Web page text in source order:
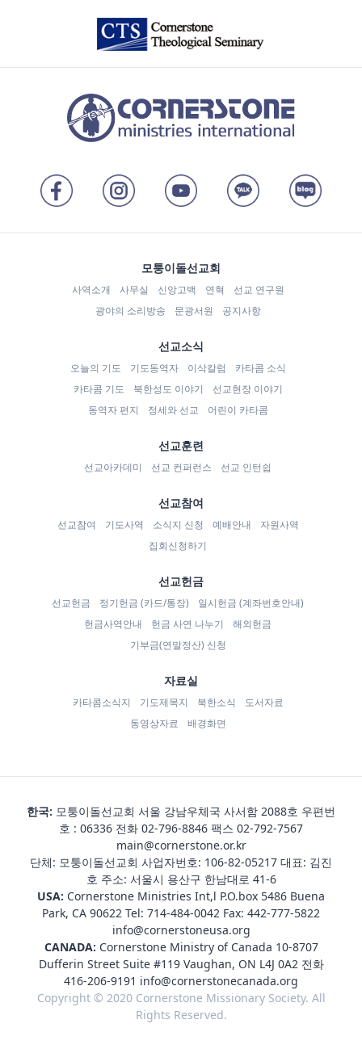
모퉁이돌선교회
사역소개 사무실 신앙고백 연혁
선교 연구원
광야의 소리방송
문광서원 공지사항
선교소식
오늘의 기도 기도동역자 이삭칼럼
카타콤 소식
카타콤 기도
북한성도 이야기
선교현장 이야기
동역자 편지
정세와 선교 어린이 카타콤
선교훈련
선교아카데미 선교 컨퍼런스 선교 인턴쉽
선교참여
선교참여 기도사역 소식지 신청 예배안내
자원사역
집회신청하기
선교헌금
선교헌금 정기헌금 (카드/통장)
일시헌금 (계좌번호안내)
헌금사역안내
헌금 사연 나누기
해외헌금
기부금(연말정산) 신청
자료실
카타콤소식지 기도제목지 북한소식
도서자료
동영상자료
배경화면
한국: 모퉁이돌선교회 서울 강남우체국 사서함 2088호 우편번
호 : 06336 전화 02-796-8846 팩스 02-792-7567
main@cornerstone.or.kr
단체: 모퉁이돌선교회 사업자번호: 106-82-05217 대표: 김진
호 주소: 서울시 용산구 한남대로 41-6
USA: Cornerstone Ministries Int,l P.O.box 5486 Buena
Park, CA 90622 Tel: 714-484-0042 Fax: 442-777-5822
info@cornerstoneusa.org
CANADA: Cornerstone Ministry of Canada 10-8707
Dufferin Street Suite #119 Vaughan, ON L4J 0A2 전화
416-206-9191 info@cornerstonecanada.org
Copyright © 2020 Cornerstone Missionary Society. All
Rights Reserved.